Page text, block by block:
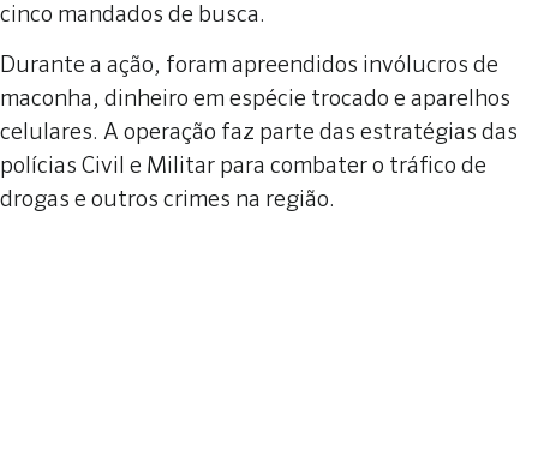
cinco mandados de busca.
Durante a ação, foram apreendidos invólucros de
maconha, dinheiro em espécie trocado e aparelhos
celulares. A operação faz parte das estratégias das
polícias Civil e Militar para combater o tráfico de
drogas e outros crimes na região.